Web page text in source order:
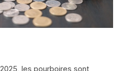
les pourboires sont